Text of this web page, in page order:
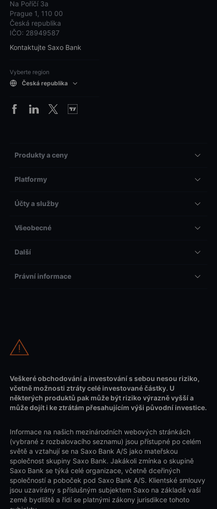
Na Poříčí 3a
Prague 1, 110 00
Česká republika
IČO: 28949587
Kontaktujte Saxo Bank
Vyberte region
Česká republika
Produkty a ceny
Platformy
Účty a služby
Všeobecné
Další
Právní informace
Veškeré obchodování a investování s sebou nesou riziko,
včetně možnosti ztráty celé investované částky. U
některých produktů pak může být riziko výrazně vyšší a
může dojít i ke ztrátám přesahujícím výši původní investice.
Informace na našich mezinárodních webových stránkách
(vybrané z rozbalovacího seznamu) jsou přístupné po celém
světě a vztahují se na Saxo Bank A/S jako mateřskou
společnost skupiny Saxo Bank. Jakákoli zmínka o skupině
Saxo Bank se týká celé organizace, včetně dceřiných
společností a poboček pod Saxo Bank A/S. Klientské smlouvy
jsou uzavírány s příslušným subjektem Saxo na základě vaší
země bydliště a řídí se platnými zákony jurisdikce tohoto